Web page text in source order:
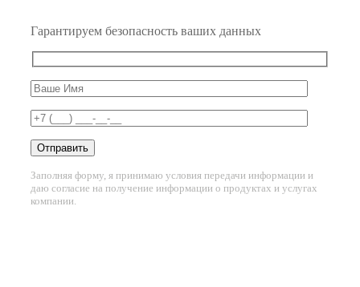
Гарантируем безопасность ваших данных
Заполняя форму, я принимаю условия передачи информации и
даю согласие на получение информации о продуктах и услугах
компании.